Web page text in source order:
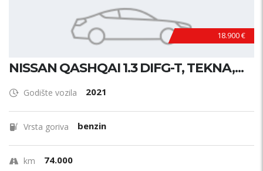
18.900 €
NISSAN QASHQAI 1.3 DIFG-T, TEKNA,...
Godište vozila 2021
Vrsta goriva benzin
km 74.000